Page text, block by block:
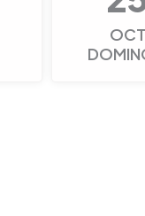
OCT